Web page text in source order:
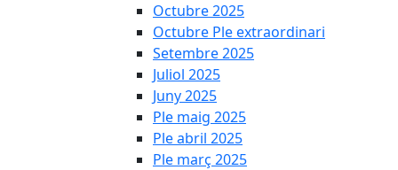
Octubre 2025
Octubre Ple extraordinari
Setembre 2025
Juliol 2025
Juny 2025
Ple maig 2025
Ple abril 2025
Ple març 2025